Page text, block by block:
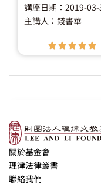
講座日期：2019-03-
主講人：錢書華
    
關於基金會
理律法律叢書
聯絡我們